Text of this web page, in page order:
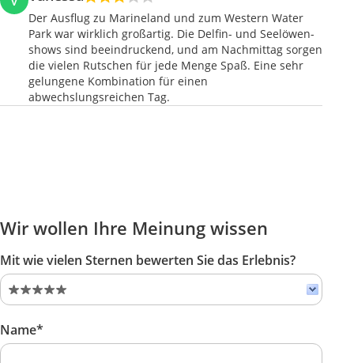
Der Ausflug zu Marineland und zum Western Water
Park war wirklich großartig. Die Delfin- und Seelöwen­
shows sind beeindruckend, und am Nachmittag sorgen
die vielen Rutschen für jede Menge Spaß. Eine sehr
gelungene Kombination für einen
abwechslungsreichen Tag.
Wir wollen Ihre Meinung wissen
Mit wie vielen Sternen bewerten Sie das Erlebnis?
Name*